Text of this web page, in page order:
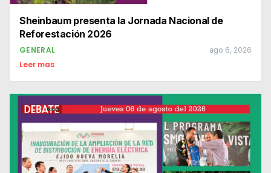
Sheinbaum presenta la Jornada Nacional de
Reforestación 2026
GENERAL ago 6, 2026
Leer mas